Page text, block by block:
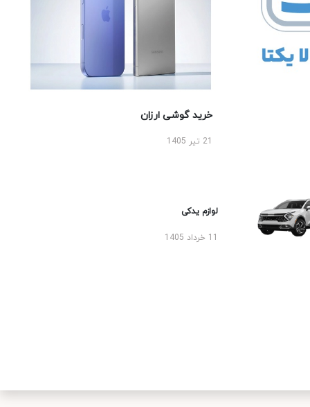
خرید گوشی ارزان
لوازم یدکی